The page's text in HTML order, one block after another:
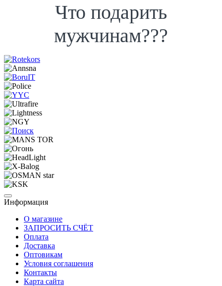
Что подарить
мужчинам???
Информация
О магазине
ЗАПРОСИТЬ СЧЁТ
Оплата
Доставка
Оптовикам
Условия соглашения
Контакты
Карта сайта